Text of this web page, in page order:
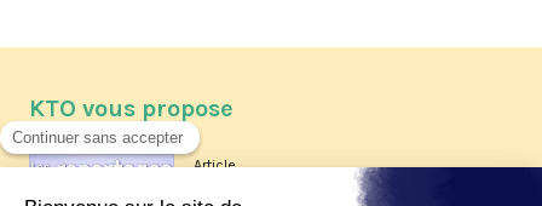
KTO vous propose
Article
Les reportages d'été 2026 de KTO